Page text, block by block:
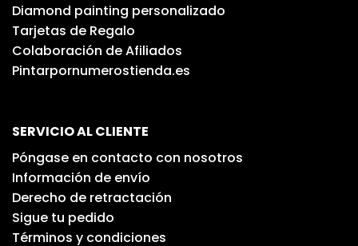
Diamond painting personalizado
Tarjetas de Regalo
Colaboración de Afiliados
Pintarpornumerostienda.es
SERVICIO AL CLIENTE
Póngase en contacto con nosotros
Información de envío
Derecho de retractación
Sigue tu pedido
Términos y condiciones